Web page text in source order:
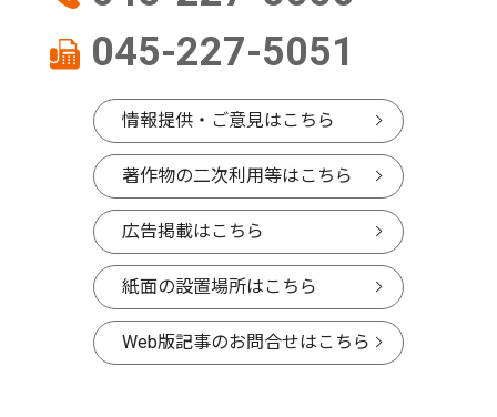
045-227-5051
情報提供・ご意見はこちら
著作物の二次利用等はこちら
広告掲載はこちら
紙面の設置場所はこちら
Web版記事のお問合せはこちら